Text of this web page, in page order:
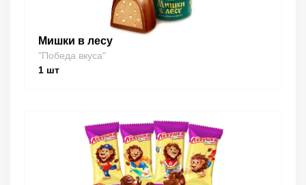
Мишки в лесу
"Победа вкуса"
1 шт